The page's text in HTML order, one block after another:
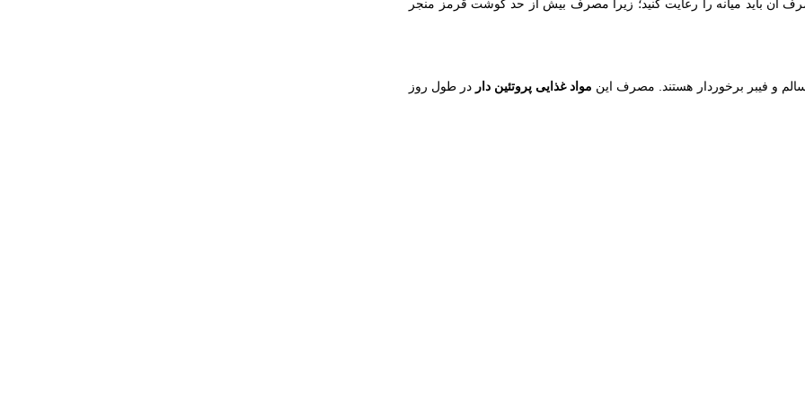
آن باید میانه را رعایت کنید؛ زیرا مصرف بیش از حد گوشت قرمز منجر
و فیبر برخوردار هستند. مصرف این مواد غذایی پروتئین دار در طول روز